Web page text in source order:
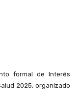
formal de Interés
2025, organizado